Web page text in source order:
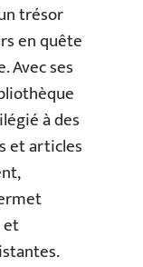
trésor
en quête
Avec ses
à des
et articles
et